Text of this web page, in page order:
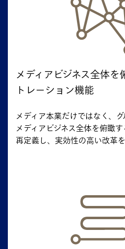
メディアビジネス全体を
トレーション機能
メディア本業だけではなく、
メディアビジネス全体を俯瞰
再定義し、実効性の高い改革を